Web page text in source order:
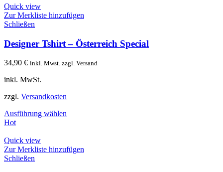
Quick view
Zur Merkliste hinzufügen
Schließen
Designer Tshirt – Österreich Special
34,90 € inkl. Mwst. zzgl. Versand
inkl. MwSt.
zzgl. Versandkosten
Ausführung wählen
Hot
Quick view
Zur Merkliste hinzufügen
Schließen